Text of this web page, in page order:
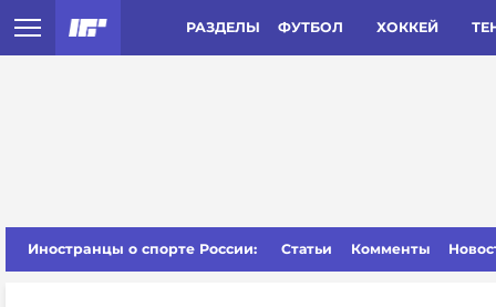
РАЗДЕЛЫ ФУТБОЛ ХОККЕЙ
Иностранцы о спорте России: Статьи Комменты